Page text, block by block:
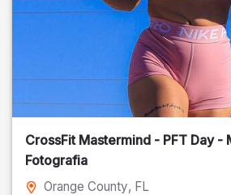
CrossFit Mastermind - PFT Day -
Fotografia
Orange County, FL